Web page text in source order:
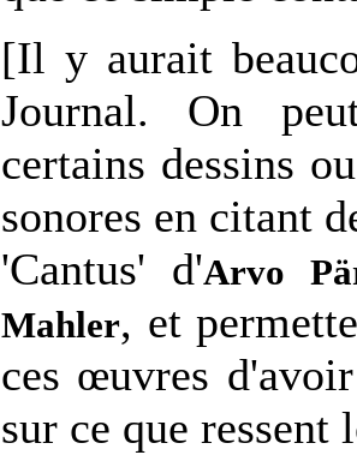
[Il y aurait
Journal. On
certains dessins
sonores en citant
'Cantus' d'Arvo
Mahler, et
ces œuvres
sur ce que ressent